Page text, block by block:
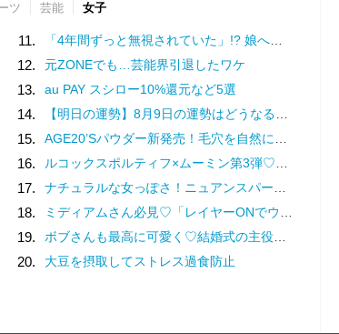
ツ 芸能 女子
11. 「4年間ずっと無視されていた」!? 娘へのいじめに気づけなかった母の絶望／家族全員でいじめと戦うということ。（4）
12. 元ZONEでも…芸能界引退したワケ
13. au PAY スシロー10%還元など5選
14. 【明日の運勢】8月9日の運勢はどうなる？ 血液型別にチェック！
15. AGE20’Sパウダー新発売！毛穴を自然にぼかすクラウドブラー肌に注目
16. ルコックスポルティフ×ムーミン第3弾♡リトルミイを描いた限定スニーカー登場
17. ナチュラルな女っぽさ！ニュアンスパーマで雰囲気美人に変身しちゃお♪
18. ミディアムさん必見♡「レイヤーONでウルフへアに」挑戦してみない？
19. ボブさんも最高に可愛く♡結婚式の主役～お呼ばれ向け髪型・アレンジ集
20. 大豆を摂取してストレス過食防止